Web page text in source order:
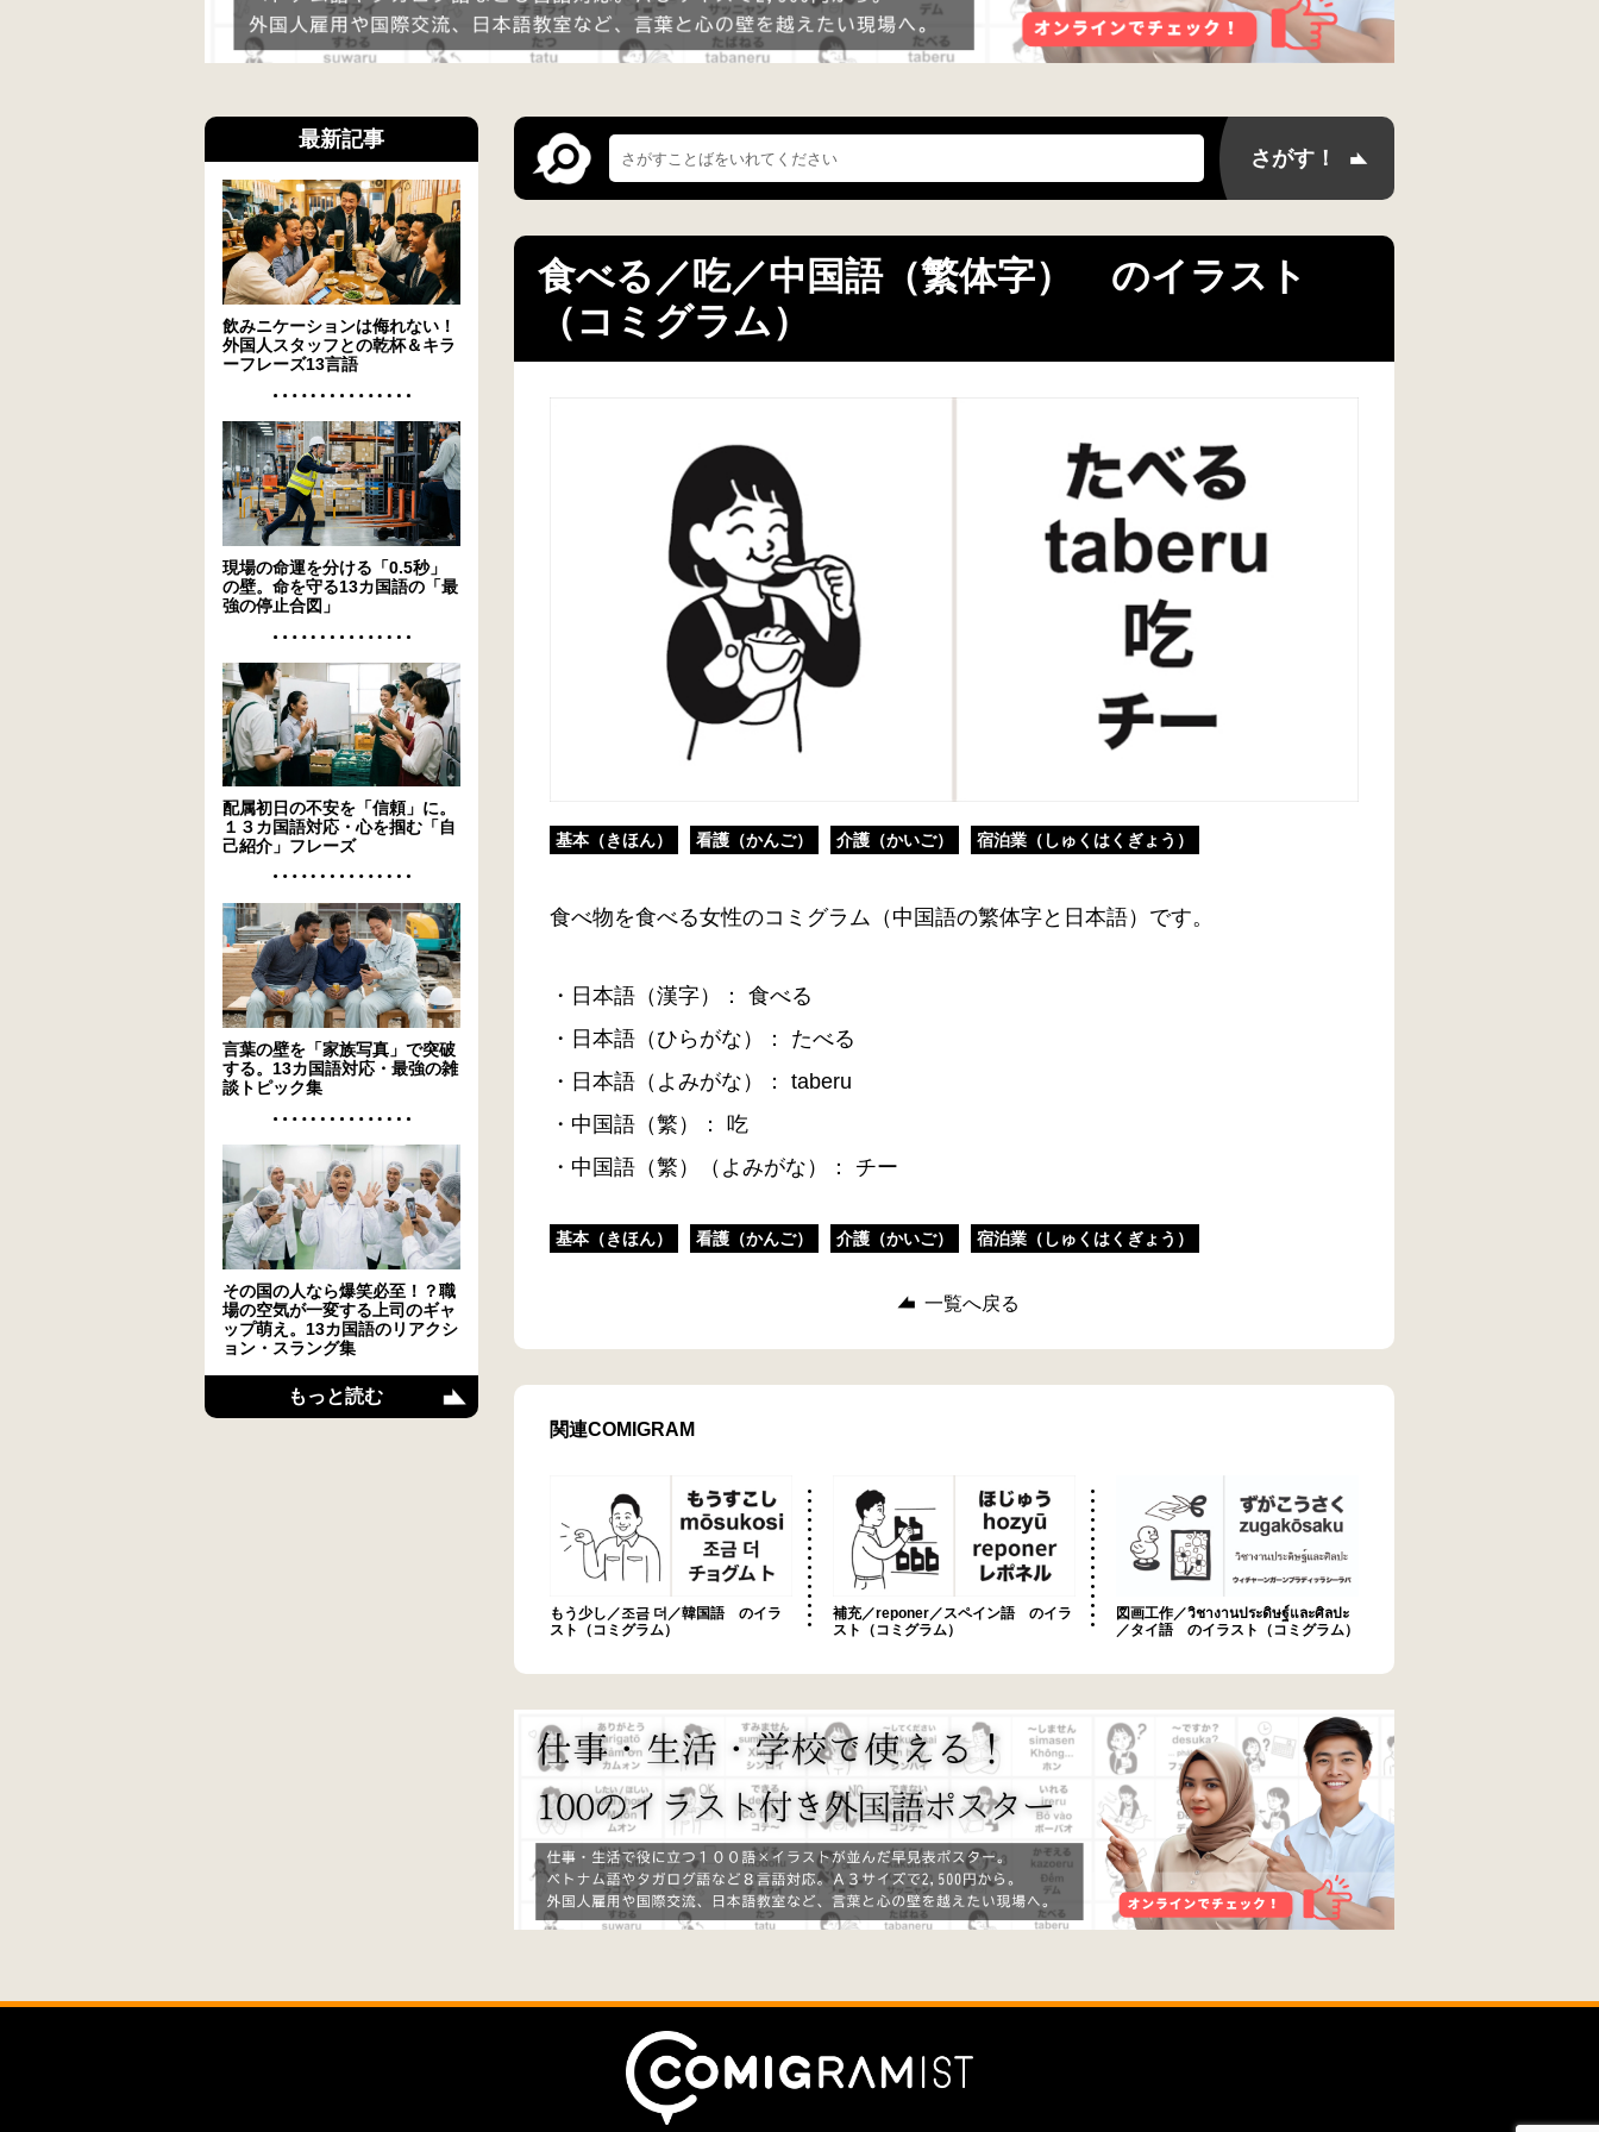
食べる／吃／中国語（繁体字） のイラスト
（コミグラム）
基本（きほん） 看護（かんご） 介護（かいご） 宿泊業（しゅくはくぎょう）
食べ物を食べる女性のコミグラム（中国語の繁体字と日本語）です。
・日本語（漢字）： 食べる
・日本語（ひらがな）： たべる
・日本語（よみがな）： taberu
・中国語（繁）： 吃
・中国語（繁）（よみがな）： チー
基本（きほん） 看護（かんご） 介護（かいご） 宿泊業（しゅくはくぎょう）
一覧へ戻る
関連COMIGRAM
もう少し／조금 더／韓国語 のイラ
スト（コミグラム）
補充／reponer／スペイン語 のイラ
スト（コミグラム）
図画工作／วิชางานประดิษฐ์และศิลปะ
／タイ語 のイラスト（コミグラム）
最新記事
飲みニケーションは侮れない！
外国人スタッフとの乾杯＆キラ
ーフレーズ13言語
現場の命運を分ける「0.5秒」
の壁。命を守る13カ国語の「最
強の停止合図」
配属初日の不安を「信頼」に。
１３カ国語対応・心を掴む「自
己紹介」フレーズ
言葉の壁を「家族写真」で突破
する。13カ国語対応・最強の雑
談トピック集
その国の人なら爆笑必至！？職
場の空気が一変する上司のギャ
ップ萌え。13カ国語のリアクシ
ョン・スラング集
もっと読む